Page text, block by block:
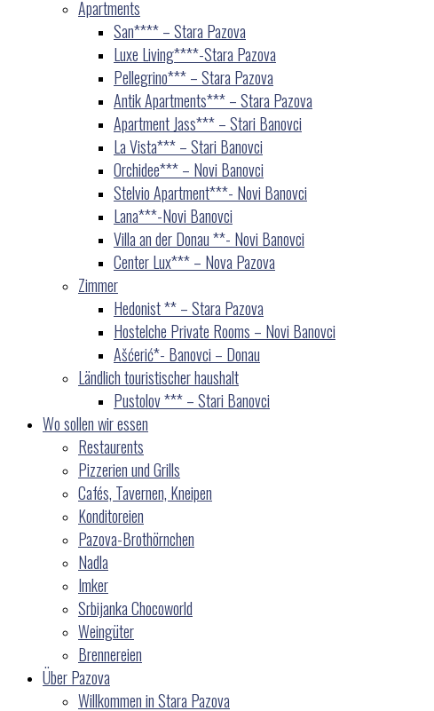
Apartments
San**** – Stara Pazova
Luxe Living****-Stara Pazova
Pellegrino*** – Stara Pazova
Antik Apartments*** – Stara Pazova
Apartment Jass*** – Stari Banovci
La Vista*** – Stari Banovci
Orchidee*** – Novi Banovci
Stelvio Apartment***- Novi Banovci
Lana***-Novi Banovci
Villa an der Donau **- Novi Banovci
Center Lux*** – Nova Pazova
Zimmer
Hedonist ** – Stara Pazova
Hostelche Private Rooms – Novi Banovci
Ašćerić*- Banovci – Donau
Ländlich touristischer haushalt
Pustolov *** – Stari Banovci
Wo sollen wir essen
Restaurents
Pizzerien und Grills
Cafés, Tavernen, Kneipen
Konditoreien
Pazova-Brothörnchen
Nadla
Imker
Srbijanka Chocoworld
Weingüter
Brennereien
Über Pazova
Willkommen in Stara Pazova